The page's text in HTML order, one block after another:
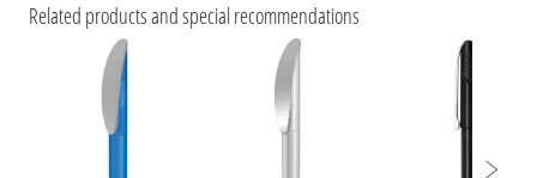
Related products and special recommendations